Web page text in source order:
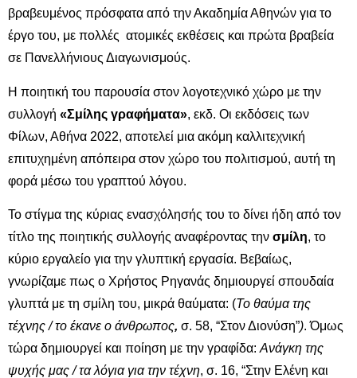
βραβευμένος πρόσφατα από την Ακαδημία Αθηνών για το
έργο του, με πολλές ατομικές εκθέσεις και πρώτα βραβεία
σε Πανελλήνιους Διαγωνισμούς.
Η ποιητική του παρουσία στον λογοτεχνικό χώρο με την
συλλογή «Σμίλης γραφήματα», εκδ. Οι εκδόσεις των
Φίλων, Αθήνα 2022, αποτελεί μια ακόμη καλλιτεχνική
επιτυχημένη απόπειρα στον χώρο του πολιτισμού, αυτή τη
φορά μέσω του γραπτού λόγου.
Το στίγμα της κύριας ενασχόλησής του το δίνει ήδη από τον
τίτλο της ποιητικής συλλογής αναφέροντας την σμίλη, το
κύριο εργαλείο για την γλυπτική εργασία. Βεβαίως,
γνωρίζαμε πως ο Χρήστος Ρηγανάς δημιουργεί σπουδαία
γλυπτά με τη σμίλη του, μικρά θαύματα: (Το θαύμα της
τέχνης / το έκανε ο άνθρωπος, σ. 58, “Στον Διονύση”). Όμως
τώρα δημιουργεί και ποίηση με την γραφίδα: Ανάγκη της
ψυχής μας / τα λόγια για την τέχνη, σ. 16, “Στην Ελένη και